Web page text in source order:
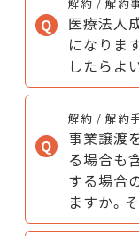
医療法人
になりま
したらよ
解約 / 解約
事業譲渡
る場合も
する場合
ますか。